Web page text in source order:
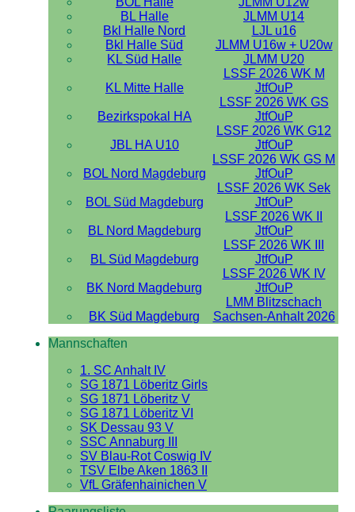
BL Halle
JLMM U14
Bkl Halle Nord
LJL u16
Bkl Halle Süd
JLMM U16w + U20w
KL Süd Halle
JLMM U20
KL Mitte Halle
LSSF 2026 WK M
JtfOuP
Bezirkspokal HA
LSSF 2026 WK GS
JtfOuP
JBL HA U10
LSSF 2026 WK G12
JtfOuP
BOL Nord Magdeburg
LSSF 2026 WK GS M
JtfOuP
BOL Süd Magdeburg
LSSF 2026 WK Sek
JtfOuP
BL Nord Magdeburg
LSSF 2026 WK II
JtfOuP
BL Süd Magdeburg
LSSF 2026 WK III
JtfOuP
BK Nord Magdeburg
LSSF 2026 WK IV
JtfOuP
BK Süd Magdeburg
LMM Blitzschach
Sachsen-Anhalt 2026
Mannschaften
1. SC Anhalt IV
SG 1871 Löberitz Girls
SG 1871 Löberitz V
SG 1871 Löberitz VI
SK Dessau 93 V
SSC Annaburg III
SV Blau-Rot Coswig IV
TSV Elbe Aken 1863 II
VfL Gräfenhainichen V